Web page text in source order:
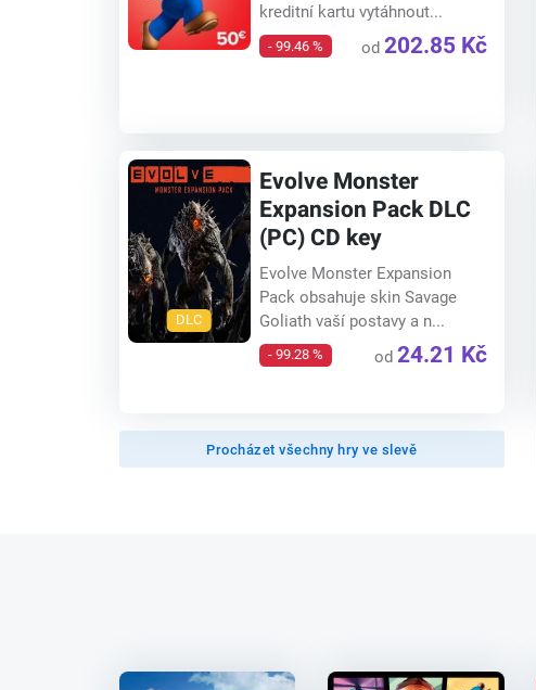
kreditní kartu vytáhnout...
- 99.46 % od 202.85 Kč
DLC
Evolve Monster
Expansion Pack DLC
(PC) CD key
Evolve Monster Expansion
Pack obsahuje skin Savage
Goliath vaší postavy a n...
- 99.28 % od 24.21 Kč
Procházet všechny hry ve slevě